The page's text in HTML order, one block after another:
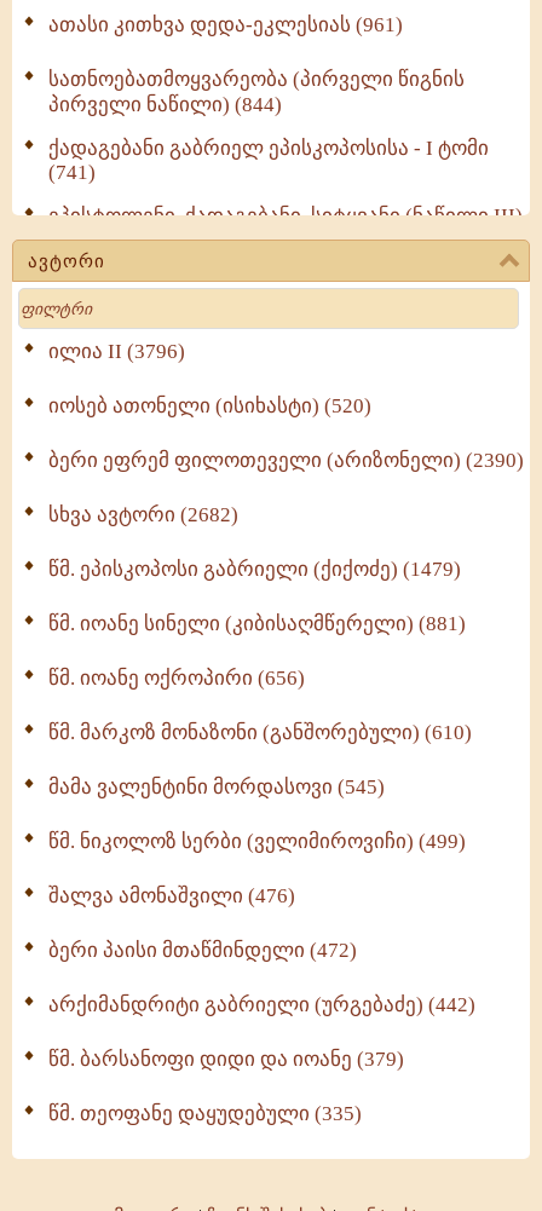
ათასი კითხვა დედა-ეკლესიას (961)
სათნოებათმოყვარეობა (პირველი წიგნის
პირველი ნაწილი) (844)
ქადაგებანი გაბრიელ ეპისკოპოსისა - I ტომი
(741)
ეპისტოლენი, ქადაგებანი, სიტყვანი (ნაწილი III)
(723)
მოძღვრის ძალზე სასარგებლო რჩევები
მრევლისათვის (545)
Wisdomge (514)
ქადაგებანი გაბრიელ ეპისკოპოსისა - II ტომი
სულიერი ცხოვრების სახელმძღვანელო -
ნაწილი II (369)
ავტორი
Search
ილია II (3796)
იოსებ ათონელი (ისიხასტი) (520)
ბერი ეფრემ ფილოთეველი (არიზონელი) (2390)
სხვა ავტორი (2682)
წმ. ეპისკოპოსი გაბრიელი (ქიქოძე) (1479)
წმ. იოანე სინელი (კიბისაღმწერელი) (881)
წმ. იოანე ოქროპირი (656)
წმ. მარკოზ მონაზონი (განშორებული) (610)
მამა ვალენტინი მორდასოვი (545)
წმ. ნიკოლოზ სერბი (ველიმიროვიჩი) (499)
შალვა ამონაშვილი (476)
ბერი პაისი მთაწმინდელი (472)
არქიმანდრიტი გაბრიელი (ურგებაძე) (442)
წმ. ბარსანოფი დიდი და იოანე (379)
წმ. თეოფანე დაყუდებული (335)